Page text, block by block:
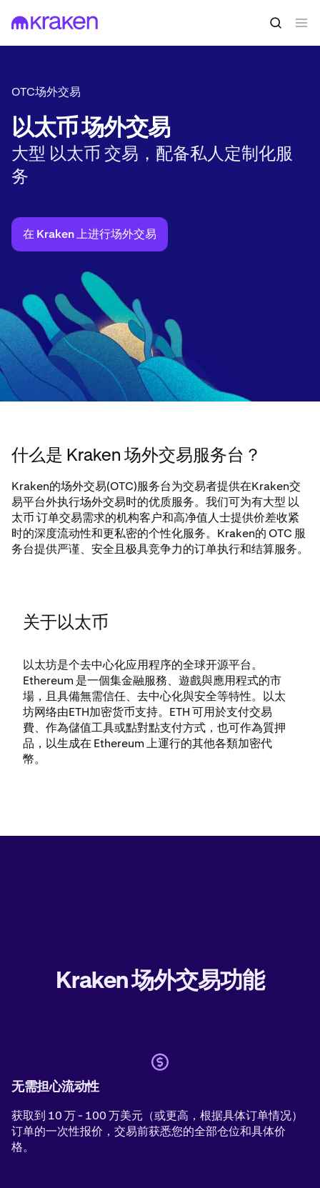
OTC场外交易
以太币 场外交易
大型 以太币 交易，配备私人定制化服
务
在 Kraken 上进行场外交易
什么是 Kraken 场外交易服务台？
Kraken的场外交易(OTC)服务台为交易者提供在Kraken交
易平台外执行场外交易时的优质服务。我们可为有大型 以
太币 订单交易需求的机构客户和高净值人士提供价差收紧
时的深度流动性和更私密的个性化服务。Kraken的 OTC 服
务台提供严谨、安全且极具竞争力的订单执行和结算服务。
关于以太币
以太坊是个去中心化应用程序的全球开源平台。
Ethereum 是一個集金融服務、遊戲與應用程式的市
場，且具備無需信任、去中心化與安全等特性。以太
坊网络由ETH加密货币支持。ETH 可用於支付交易
費、作為儲值工具或點對點支付方式，也可作為質押
品，以生成在 Ethereum 上運行的其他各類加密代
幣。
Kraken 场外交易功能
无需担心流动性
获取到 10 万 - 100 万美元（或更高，根据具体订单情况）
订单的一次性报价，交易前获悉您的全部仓位和具体价
格。